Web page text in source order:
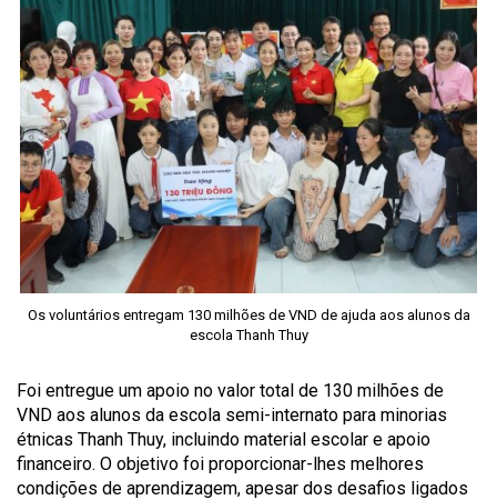
Os voluntários entregam 130 milhões de VND de ajuda aos alunos da
escola Thanh Thuy
Foi entregue um apoio no valor total de 130 milhões de
VND aos alunos da escola semi-internato para minorias
étnicas Thanh Thuy, incluindo material escolar e apoio
financeiro. O objetivo foi proporcionar-lhes melhores
condições de aprendizagem, apesar dos desafios ligados